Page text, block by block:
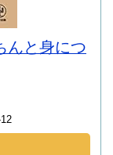
んと身につ